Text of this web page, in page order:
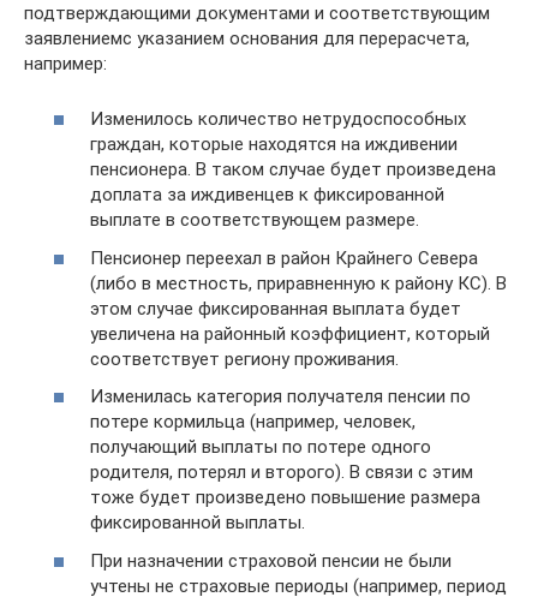
подтверждающими документами и соответствующим
заявлениемс указанием основания для перерасчета,
например:
Изменилось количество нетрудоспособных
граждан, которые находятся на иждивении
пенсионера. В таком случае будет произведена
доплата за иждивенцев к фиксированной
выплате в соответствующем размере.
Пенсионер переехал в район Крайнего Севера
(либо в местность, приравненную к району КС). В
этом случае фиксированная выплата будет
увеличена на районный коэффициент, который
соответствует региону проживания.
Изменилась категория получателя пенсии по
потере кормильца (например, человек,
получающий выплаты по потере одного
родителя, потерял и второго). В связи с этим
тоже будет произведено повышение размера
фиксированной выплаты.
При назначении страховой пенсии не были
учтены не страховые периоды (например, период